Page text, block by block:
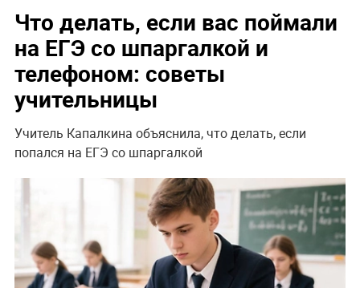
Что делать, если вас поймали
на ЕГЭ со шпаргалкой и
телефоном: советы
учительницы
Учитель Капалкина объяснила, что делать, если
попался на ЕГЭ со шпаргалкой